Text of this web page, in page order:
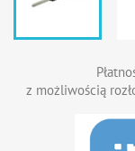
z możliwością